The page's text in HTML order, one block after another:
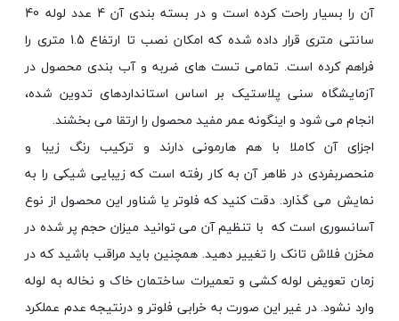
آن را بسیار راحت کرده است و در بسته بندی آن 4 عدد لوله 40
سانتی متری قرار داده شده که امکان نصب تا ارتفاع 1.5 متری را
فراهم کرده است. تمامی تست های ضربه و آب بندی محصول در
آزمایشگاه سنی پلاستیک بر اساس استانداردهای تدوین شده،
انجام می شود و اینگونه عمر مفید محصول را ارتقا می بخشند.
اجزای آن کاملا با هم هارمونی دارند و ترکیب رنگ زیبا و
منحصربفردی در ظاهر آن به کار رفته است که زیبایی شیکی را به
نمایش می گذارد. دقت کنید که فلوتر یا شناور این محصول از نوع
آسانسوری است که با تنظیم آن می توانید میزان حجم پر شده در
مخزن فلاش تانک را تغییر دهید. همچنین باید مراقب باشید که در
زمان تعویض لوله کشی و تعمیرات ساختمان خاک و نخاله به لوله
وارد نشود. در غیر این صورت به خرابی فلوتر و درنتیجه عدم عملکرد